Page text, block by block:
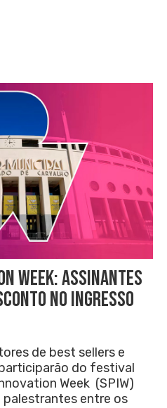
Week: assinantes
no ingresso
de best sellers e
do festival
Week (SPIW)
palestrantes entre os